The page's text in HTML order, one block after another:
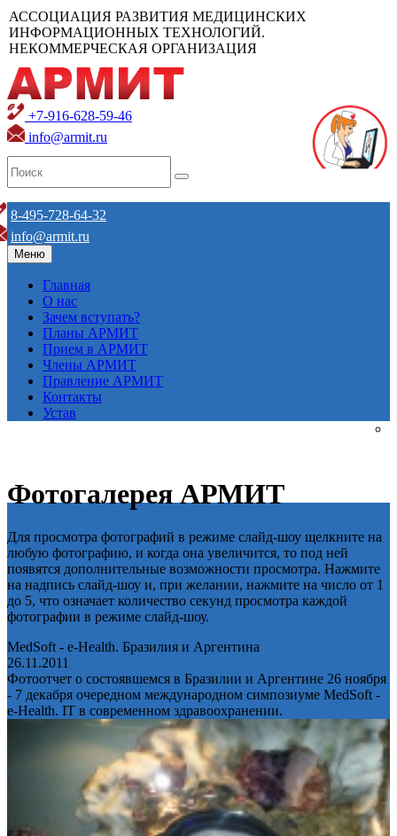
АССОЦИАЦИЯ РАЗВИТИЯ МЕДИЦИНСКИХ
ИНФОРМАЦИОННЫХ ТЕХНОЛОГИЙ.
НЕКОММЕРЧЕСКАЯ ОРГАНИЗАЦИЯ
+7-916-628-59-46
info@armit.ru
8-495-728-64-32
info@armit.ru
Меню
Главная
О нас
Зачем вступать?
Планы АРМИТ
Прием в АРМИТ
Члены АРМИТ
Правление АРМИТ
Контакты
Устав
Фотогалерея АРМИТ
Для просмотра фотографий в режиме слайд-шоу щелкните на
любую фотографию, и когда она увеличится, то под ней
появятся дополнительные возможности просмотра. Нажмите
на надпись слайд-шоу и, при желании, нажмите на число от 1
до 5, что означает количество секунд просмотра каждой
фотографии в режиме слайд-шоу.
MedSoft - e-Health. Бразилия и Аргентина
26.11.2011
Фотоотчет о состоявшемся в Бразилии и Аргентине 26 ноября
- 7 декабря очередном международном симпозиуме MedSoft -
e-Health. IT в современном здравоохранении.